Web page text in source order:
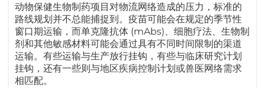
动物保健生物制药项目对物流网络造成的压力，标准的
路线规划并不总能捕捉到。疫苗可能会在规定的季节性
窗口期运输，而单克隆抗体 (mAbs)、细胞疗法、生物制
剂和其他敏感材料可能会通过具有不同时间限制的渠道
运输。有些运输与生产放行挂钩，有些与临床研究计划
挂钩，还有一些则与地区疾病控制计划或兽医网络需求
相匹配。